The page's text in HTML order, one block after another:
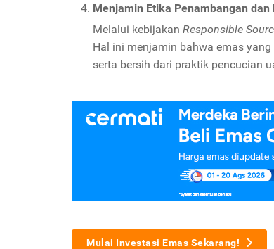
Menjamin Etika Penambangan dan
Melalui kebijakan Responsible
Hal ini menjamin bahwa emas
serta bersih dari praktik pencucian
Mulai Investasi Emas Sekarang!